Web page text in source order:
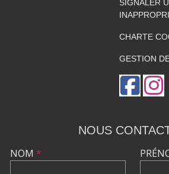
SIGNALER
CHARTE
GESTION
NOUS
NOM *